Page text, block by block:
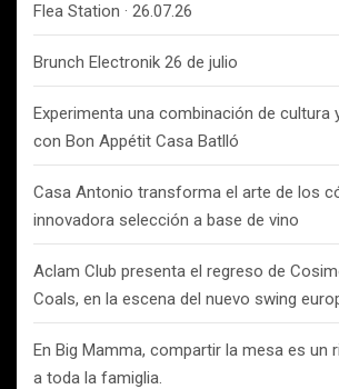
Flea Station · 26.07.26
Brunch Electronik 26 de julio
Experimenta una combinación de cultura
con Bon Appétit Casa Batlló
Casa Antonio transforma el arte de los
innovadora selección a base de vino
Aclam Club presenta el regreso de
Coals, en la escena del nuevo swing
En Big Mamma, compartir la mesa es un
a toda la famiglia.